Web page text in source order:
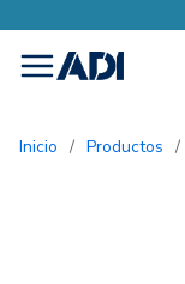
menu
Inicio / Productos /